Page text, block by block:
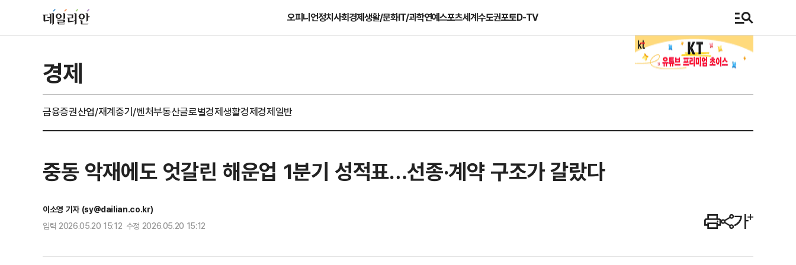
오피니언정치사회경제생활/문화IT/과학연예스포츠세계수도권포토D-TV
경제
금융증권산업/재계중기/벤처부동산글로벌경제생활경제경제일반
중동 악재에도 엇갈린 해운업 1분기 성적표…선종·계약 구조가 갈랐다
이소영 기자 (sy@dailian.co.kr)
입력 2026.05.20 15:12 수정 2026.05.20 15:12